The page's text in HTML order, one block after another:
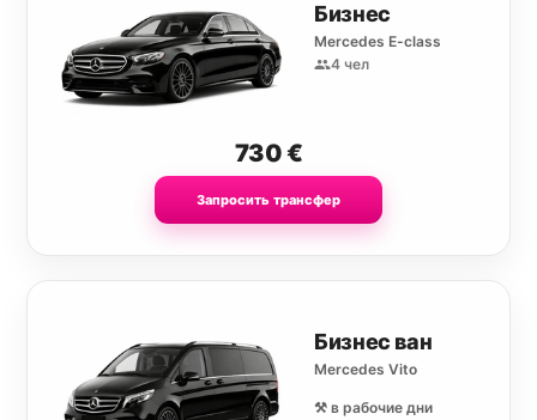
Бизнес
Mercedes E-class
4 чел
730€
Запросить трансфер
Бизнес ван
Mercedes Vito
⚒️ в рабочие дни